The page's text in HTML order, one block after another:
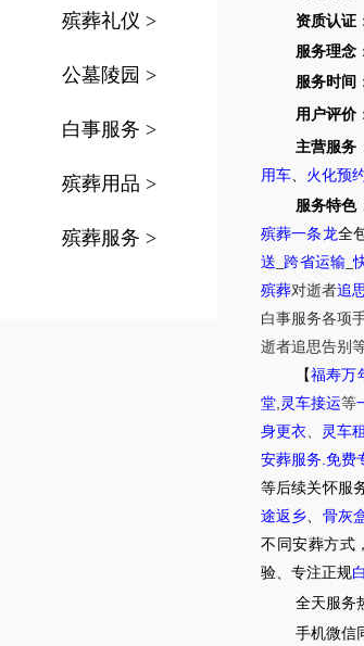
殡葬礼仪 >
公墓陵园 >
白事服务 >
殡葬用品 >
殡葬服务 >
资质认证
服务理念
服务时间
用户评价
主营服务
用车
火化预
服务特色
殡葬一条龙全
送 _跨省运输 _
殡葬对逝者追
白事服务各项
逝者追思告别
【福寿万
堂 灵车接运等
身更衣
灵车
安葬服务 .免费
等后续关怀服
途返乡
骨灰
不同安葬方式
验、专注正规
全天服务
手机微信